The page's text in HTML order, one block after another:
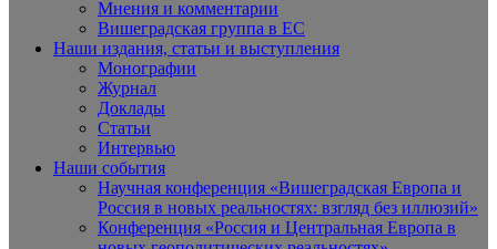
Мнения и комментарии
Вишеградская группа в ЕС
Наши издания, статьи и выступления
Монографии
Журнал
Доклады
Статьи
Интервью
Наши события
Научная конференция «Вишеградская Европа и
Россия в новых реальностях: взгляд без иллюзий»
Конференция «Россия и Центральная Европа в